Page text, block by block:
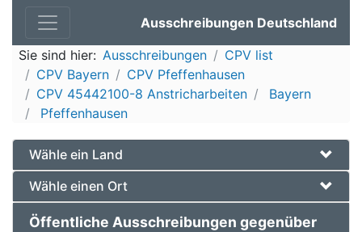
Ausschreibungen Deutschland
Sie sind hier: Ausschreibungen
CPV list
CPV Bayern
CPV Pfeffenhausen
CPV 45442100-8 Anstricharbeiten
Bayern
Pfeffenhausen
Wähle ein Land
Wähle einen Ort
Öffentliche Ausschreibungen gegenüber